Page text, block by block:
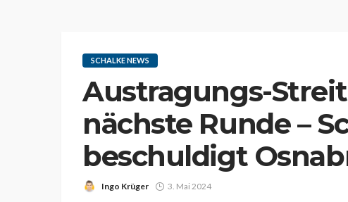
SCHALKE NEWS
Austragungs-
nächste Runde –
beschuldigt
Ingo Krüger 3. Mai 2024